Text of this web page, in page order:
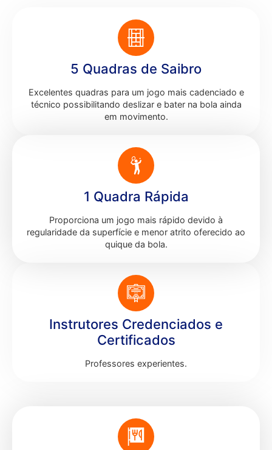
5 Quadras de Saibro
Excelentes quadras para um jogo mais cadenciado e
técnico possibilitando deslizar e bater na bola ainda
em movimento.
1 Quadra Rápida
Proporciona um jogo mais rápido devido à
regularidade da superfície e menor atrito oferecido ao
quique da bola.
Instrutores Credenciados e
Certificados
Professores experientes.